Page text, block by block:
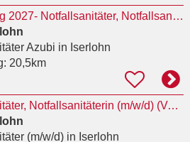
Ausbildung 2027- Notfallsanitäter, Notfallsanitäterin (m/w/d)
Azubi in Iserlohn
20,5km
Notfallsanitäter, Notfallsanitäterin (m/w/d) (Vollzeit bzw. Teilzeit, unbefristet)
(m/w/d)in Iserlohn